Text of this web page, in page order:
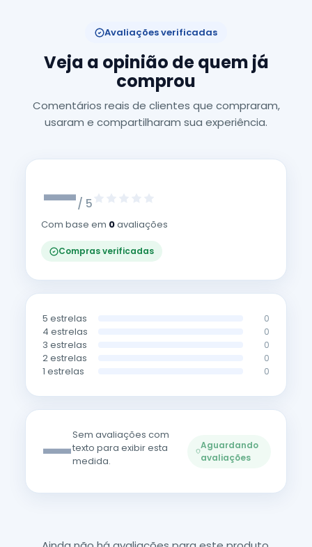
Avaliações verificadas
Veja a opinião de quem já
comprou
Comentários reais de clientes que compraram,
usaram e compartilharam sua experiência.
—/ 5
Com base em 0avaliações
Compras verificadas
5 estrelas 0
4 estrelas 0
3 estrelas 0
2 estrelas 0
1 estrelas 0
—Sem avaliações com
texto para exibir esta
medida.
Aguardando
avaliações